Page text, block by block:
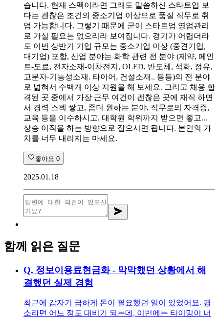
습니다. 현재 스펙이라면 그래도 말씀하신 스타트업 보
다는 괜찮은 조건의 중소기업 이상으로 품질 직무로 취
업 가능합니다. 그렇기 때문에 굳이 스타트업 영업관리
로 가실 필요는 없으리라 보여집니다. 경기가 어렵더라
도 이번 상반기 기업 규모는 중소기업 이상 (중견기업,
대기업) 포함, 산업 분야는 화학 관련 전 분야 (제약, 페인
트-도료, 전자소재-이차전지, OLED, 반도체, 석화, 정유,
고분자-기능성소재. 타이어, 건설소재.. 등등)의 전 분야
로 넓혀서 수백개 이상 지원을 해 보세요. 그리고 채용 합
격된 곳 중에서 가장 근무 여건이 괜찮은 곳에 재직 하면
서 경력 스펙 쌓고, 좀더 원하는 분야, 직무로의 자격증,
교육 등을 이수하시고, 대학원 학위까지 받으면 좋고...
상승 이직을 하는 방향으로 잡으시면 됩니다. 본인의 가
치를 너무 내리지는 마세요.
좋아요 0
2025.01.18
함께 읽은 질문
Q. 정보이용료현금화 - 막막했던 상황에서 해
결했던 실제 경험
최근에 갑자기 급하게 돈이 필요했던 일이 있었어요. 평
소라면 어느 정도 대비가 되는데, 이번에는 타이밍이 너